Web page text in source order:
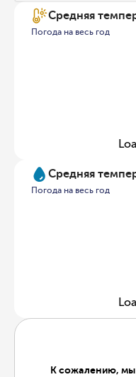
Средняя
Погода на весь год
Средняя
Погода на весь год
К сожалению, мы